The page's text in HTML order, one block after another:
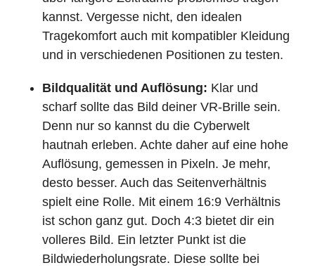
kannst. Vergesse nicht, den idealen
Tragekomfort auch mit kompatibler Kleidung
und in verschiedenen Positionen zu testen.
Bildqualität und Auflösung: Klar und
scharf sollte das Bild deiner VR-Brille sein.
Denn nur so kannst du die Cyberwelt
hautnah erleben. Achte daher auf eine hohe
Auflösung, gemessen in Pixeln. Je mehr,
desto besser. Auch das Seitenverhältnis
spielt eine Rolle. Mit einem 16:9 Verhältnis
ist schon ganz gut. Doch 4:3 bietet dir ein
volleres Bild. Ein letzter Punkt ist die
Bildwiederholungsrate. Diese sollte bei